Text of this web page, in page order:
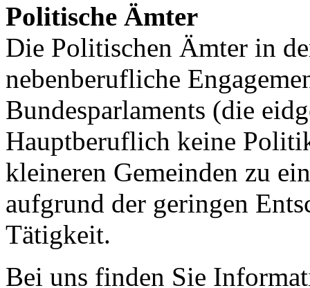
Politische Ämter
Die Politischen Ämter in
nebenberufliche
Bundesparlaments (die
Hauptberuflich keine
kleineren Gemeinden zu
aufgrund der geringen
Tätigkeit.
Bei uns finden Sie